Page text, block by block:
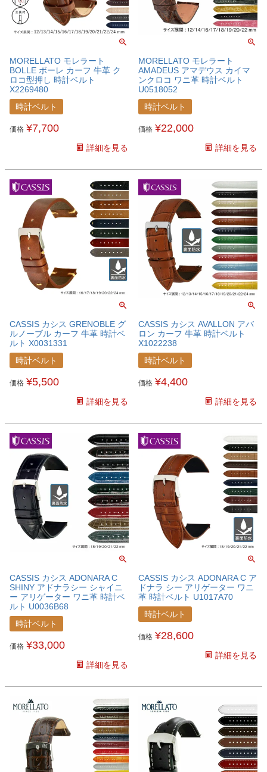
MORELLATO モレラート
BOLLE ボーレ カーフ 牛革 ク
ロコ型押し 時計ベルト
X2269480
時計ベルト
価格 ¥7,700
詳細を見る
MORELLATO モレラート
AMADEUS アマデウス カイマ
ンクロコ ワニ革 時計ベルト
U0518052
時計ベルト
価格 ¥22,000
詳細を見る
CASSIS カシス GRENOBLE グ
ルノーブル カーフ 牛革 時計ベ
ルト X0031331
時計ベルト
価格 ¥5,500
詳細を見る
CASSIS カシス AVALLON アバ
ロン カーフ 牛革 時計ベルト
X1022238
時計ベルト
価格 ¥4,400
詳細を見る
CASSIS カシス ADONARA C
SHINY アドナラシー シャイニ
ー アリゲーター ワニ革 時計ベ
ルト U0036B68
時計ベルト
価格 ¥33,000
詳細を見る
CASSIS カシス ADONARA C ア
ドナラ シー アリゲーター ワニ
革 時計ベルト U1017A70
時計ベルト
価格 ¥28,600
詳細を見る